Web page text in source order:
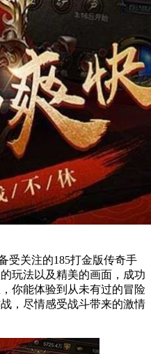
受关注的185打金版传奇手
玩法以及精美的画面，成功
你能体验到从未有过的冒险
，尽情感受战斗带来的激情